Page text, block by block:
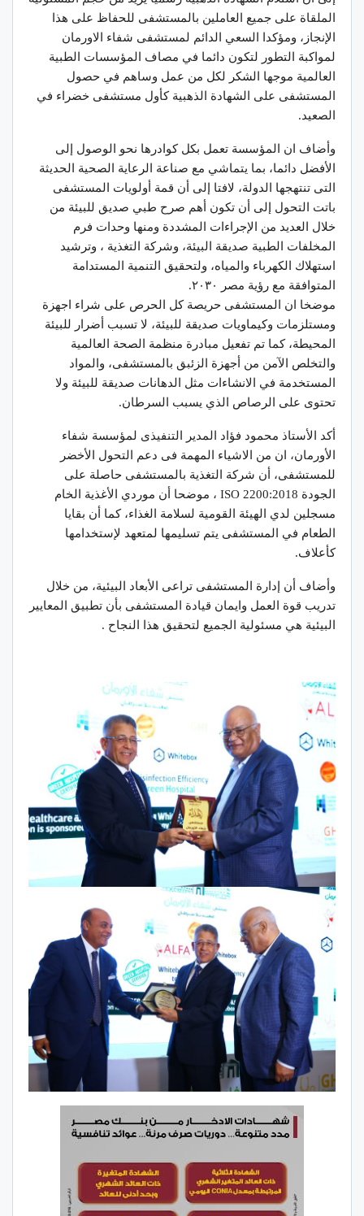
الملقاة على جميع العاملين بالمستشفى للحفاظ على هذا
الإنجاز، ومؤكدا السعي الدائم لمستشفى شفاء الاورمان
لمواكبة التطور لتكون دائما في مصاف المؤسسات الطبية
العالمية موجها الشكر لكل من عمل وساهم في حصول
المستشفى على الشهادة الذهبية كأول مستشفى خضراء في
الصعيد.
وأضاف ان المؤسسة تعمل بكل كوادرها نحو الوصول إلى
الأفضل دائما، بما يتماشي مع صناعة الرعاية الصحية الحديثة
التى تنتهجها الدولة، لافتا إلى أن قمة أولويات المستشفى
باتت التحول إلى أن تكون أهم صرح طبي صديق للبيئة من
خلال العديد من الإجراءات المشددة ومنها وحدات فرم
المخلفات الطبية صديقة البيئة، وشركة التغذية ، وترشيد
استهلاك الكهرباء والمياه، ولتحقيق التنمية المستدامة
المتوافقة مع رؤية مصر ٢٠٣٠.
موضخا ان المستشفى حريصة كل الحرص على شراء اجهزة
ومستلزمات وكيماويات صديقة للبيئة، لا تسبب أضرار للبيئة
المحيطة، كما تم تفعيل مبادرة منظمة الصحة العالمية
والتخلص الآمن من أجهزة الزئبق بالمستشفى، والمواد
المستخدمة في الانشاءات مثل الدهانات صديقة للبيئة ولا
تحتوى على الرصاص الذي يسبب السرطان.
أكد الأستاذ محمود فؤاد المدير التنفيذى لمؤسسة شفاء
الأورمان، ان من الاشياء المهمة فى دعم التحول الأخضر
للمستشفى، أن شركة التغذية بالمستشفى حاصلة على
الجودة ISO 2200:2018 ، موضحا أن موردي الأغذية الخام
مسجلين لدي الهيئة القومية لسلامة الغذاء، كما أن بقايا
الطعام في المستشفى يتم تسليمها لمتعهد لإستخدامها
كأعلاف.
وأضاف أن إدارة المستشفى تراعى الأبعاد البيئية، من خلال
تدريب قوة العمل وايمان قيادة المستشفى بأن تطبيق المعايير
البيئية هي مسئولية الجميع لتحقيق هذا النجاح .